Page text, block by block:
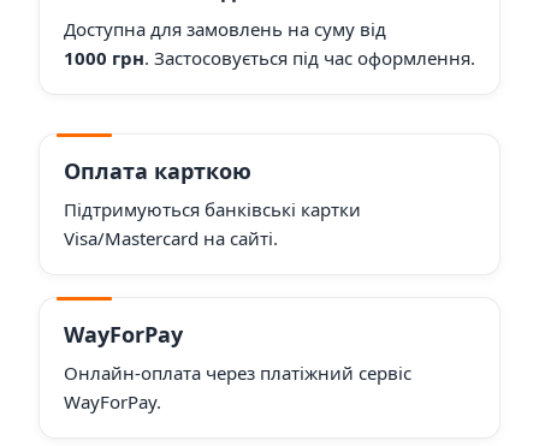
Доступна для замовлень на суму від
1000 грн. Застосовується під час оформлення.
Оплата карткою
Підтримуються банківські картки
Visa/Mastercard на сайті.
WayForPay
Онлайн-оплата через платіжний сервіс
WayForPay.